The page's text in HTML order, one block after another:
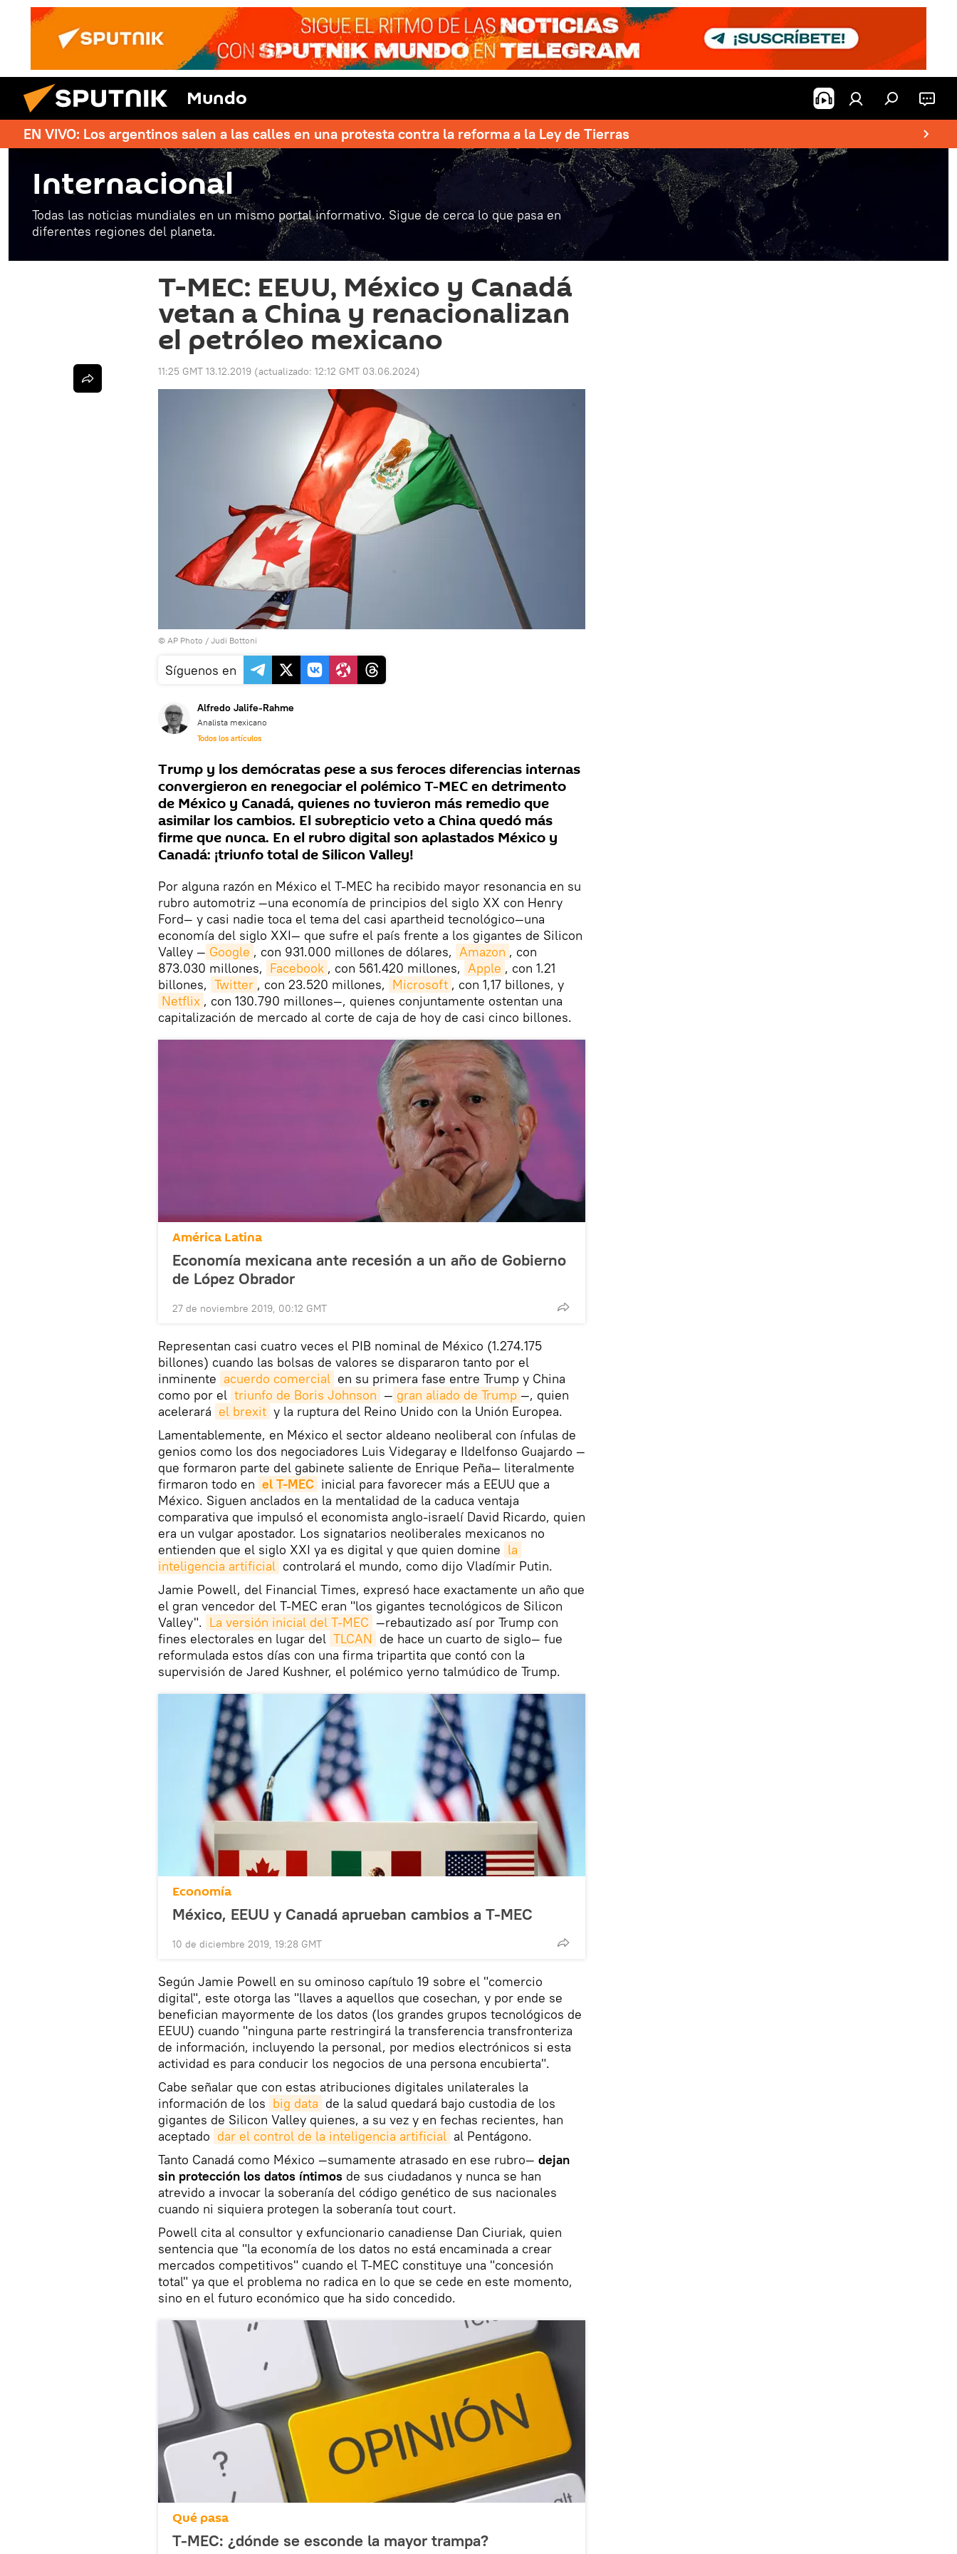
Mundo
EN VIVO: Los argentinos salen a las calles en una protesta contra la reforma a la Ley de Tierras
Internacional
Todas las noticias mundiales en un mismo portal informativo. Sigue de cerca lo que pasa en
diferentes regiones del planeta.
T-MEC: EEUU, México y Canadá
vetan a China y renacionalizan
el petróleo mexicano
11:25 GMT 13.12.2019 (actualizado: 12:12 GMT 03.06.2024)
© AP Photo / Judi Bottoni
Síguenos en
Alfredo Jalife-Rahme
Analista mexicano
Todos los artículos
Trump y los demócratas pese a sus feroces diferencias internas
convergieron en renegociar el polémico T-MEC en detrimento
de México y Canadá, quienes no tuvieron más remedio que
asimilar los cambios. El subrepticio veto a China quedó más
firme que nunca. En el rubro digital son aplastados México y
Canadá: ¡triunfo total de Silicon Valley!
Por alguna razón en México el T-MEC ha recibido mayor resonancia en su
rubro automotriz —una economía de principios del siglo XX con Henry
Ford— y casi nadie toca el tema del casi apartheid tecnológico—una
economía del siglo XXI— que sufre el país frente a los gigantes de Silicon
Valley — Google , con 931.000 millones de dólares, Amazon , con
873.030 millones, Facebook , con 561.420 millones, Apple , con 1.21
billones, Twitter , con 23.520 millones, Microsoft , con 1,17 billones, y
Netflix , con 130.790 millones—, quienes conjuntamente ostentan una
capitalización de mercado al corte de caja de hoy de casi cinco billones.
América Latina
Economía mexicana ante recesión a un año de Gobierno
de López Obrador
27 de noviembre 2019, 00:12 GMT
Representan casi cuatro veces el PIB nominal de México (1.274.175
billones) cuando las bolsas de valores se dispararon tanto por el
inminente acuerdo comercial en su primera fase entre Trump y China
como por el triunfo de Boris Johnson — gran aliado de Trump —, quien
acelerará el brexit y la ruptura del Reino Unido con la Unión Europea.
Lamentablemente, en México el sector aldeano neoliberal con ínfulas de
genios como los dos negociadores Luis Videgaray e Ildelfonso Guajardo —
que formaron parte del gabinete saliente de Enrique Peña— literalmente
firmaron todo en el T-MEC inicial para favorecer más a EEUU que a
México. Siguen anclados en la mentalidad de la caduca ventaja
comparativa que impulsó el economista anglo-israelí David Ricardo, quien
era un vulgar apostador. Los signatarios neoliberales mexicanos no
entienden que el siglo XXI ya es digital y que quien domine la
inteligencia artificial controlará el mundo, como dijo Vladímir Putin.
Jamie Powell, del Financial Times, expresó hace exactamente un año que
el gran vencedor del T-MEC eran "los gigantes tecnológicos de Silicon
Valley". La versión inicial del T-MEC —rebautizado así por Trump con
fines electorales en lugar del TLCAN de hace un cuarto de siglo— fue
reformulada estos días con una firma tripartita que contó con la
supervisión de Jared Kushner, el polémico yerno talmúdico de Trump.
Economía
México, EEUU y Canadá aprueban cambios a T-MEC
10 de diciembre 2019, 19:28 GMT
Según Jamie Powell en su ominoso capítulo 19 sobre el "comercio
digital", este otorga las "llaves a aquellos que cosechan, y por ende se
benefician mayormente de los datos (los grandes grupos tecnológicos de
EEUU) cuando "ninguna parte restringirá la transferencia transfronteriza
de información, incluyendo la personal, por medios electrónicos si esta
actividad es para conducir los negocios de una persona encubierta".
Cabe señalar que con estas atribuciones digitales unilaterales la
información de los big data de la salud quedará bajo custodia de los
gigantes de Silicon Valley quienes, a su vez y en fechas recientes, han
aceptado dar el control de la inteligencia artificial al Pentágono.
Tanto Canadá como México —sumamente atrasado en ese rubro— dejan
sin protección los datos íntimos de sus ciudadanos y nunca se han
atrevido a invocar la soberanía del código genético de sus nacionales
cuando ni siquiera protegen la soberanía tout court.
Powell cita al consultor y exfuncionario canadiense Dan Ciuriak, quien
sentencia que "la economía de los datos no está encaminada a crear
mercados competitivos" cuando el T-MEC constituye una "concesión
total" ya que el problema no radica en lo que se cede en este momento,
sino en el futuro económico que ha sido concedido.
Qué pasa
T-MEC: ¿dónde se esconde la mayor trampa?